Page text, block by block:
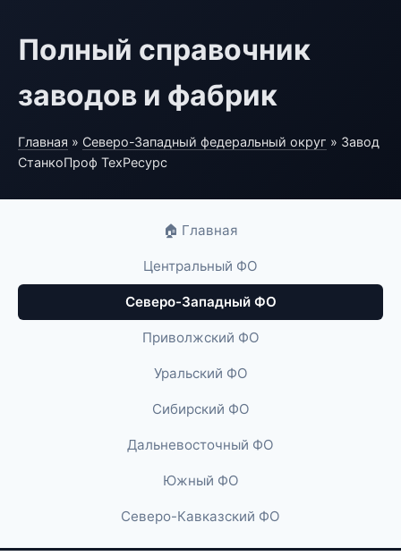
Полный справочник
заводов и фабрик
Главная » Северо-Западный федеральный округ » Завод
СтанкоПроф ТехРесурс
🏠 Главная
Центральный ФО
Северо-Западный ФО
Приволжский ФО
Уральский ФО
Сибирский ФО
Дальневосточный ФО
Южный ФО
Северо-Кавказский ФО